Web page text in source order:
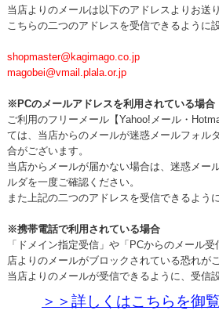
当店よりのメールは以下のアドレスよりお送
こちらの二つのアドレスを受信できるように
shopmaster@kagimago.co.jp
magobei@vmail.plala.or.jp
※PCのメールアドレスを利用されている場合
ご利用のフリーメール【Yahoo!メール・
ては、当店からのメールが迷惑メールフォル
合がございます。
当店からメールが届かない場合は、迷惑メー
ルダを一度ご確認ください。
また上記の二つのアドレスを受信できるよう
※携帯電話で利用されている場合
「ドメイン指定受信」や「PCからのメール
店よりのメールがブロックされている恐れが
当店よりのメールが受信できるように、受信
＞＞詳しくはこちらを御